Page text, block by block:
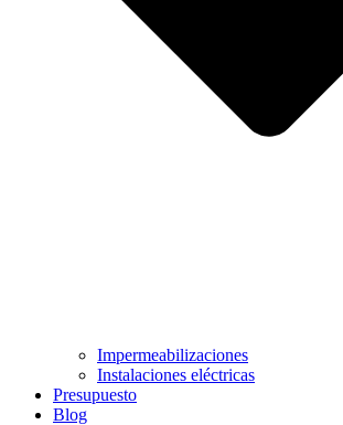
Impermeabilizaciones
Instalaciones eléctricas
Presupuesto
Blog